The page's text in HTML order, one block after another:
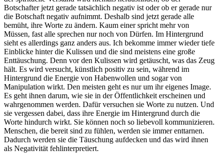
Botschafter jetzt gerade tatsächlich negativ ist oder ob er gerade nur
die Botschaft negativ aufnimmt. Deshalb sind jetzt gerade alle
bemüht, ihre Worte zu ändern. Kaum einer spricht mehr von
Müssen, fast alle sprechen nur noch von Dürfen. Im Hintergrund
sieht es allerdings ganz anders aus. Ich bekomme immer wieder tiefe
Einblicke hinter die Kulissen und die sind meistens eine große
Enttäuschung. Denn vor den Kulissen wird getäuscht, was das Zeug
hält. Es wird versucht, künstlich positiv zu sein, während im
Hintergrund die Energie von Habenwollen und sogar von
Manipulation wirkt. Den meisten geht es nur um ihr eigenes Image.
Es geht ihnen darum, wie sie in der Öffentlichkeit erscheinen und
wahrgenommen werden. Dafür versuchen sie Worte zu nutzen. Und
sie vergessen dabei, dass ihre Energie im Hintergrund durch die
Worte hindurch wirkt. Sie können noch so liebevoll kommunizieren.
Menschen, die bereit sind zu fühlen, werden sie immer enttarnen.
Dadurch werden sie die Täuschung aufdecken und das wird ihnen
als Negativität fehlinterpretiert.